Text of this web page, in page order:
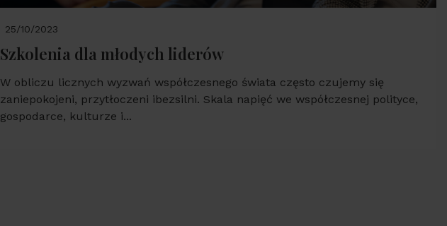
25/10/2023
Szkolenia dla młodych liderów
W obliczu licznych wyzwań współczesnego świata często czujemy się
zaniepokojeni, przytłoczeni ibezsilni. Skala napięć we współczesnej polityce,
gospodarce, kulturze i...